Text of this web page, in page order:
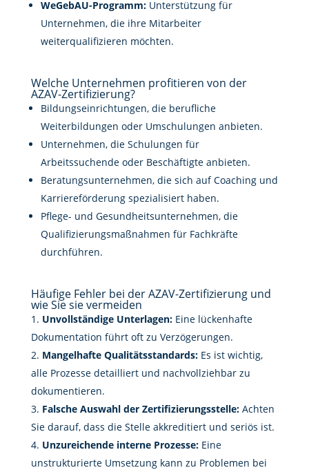
WeGebAU-Programm:Unterstützung für
Unternehmen, die ihre Mitarbeiter
weiterqualifizieren möchten.
Welche Unternehmen profitieren von der
AZAV-Zertifizierung?
Bildungseinrichtungen, die berufliche
Weiterbildungen oder Umschulungen anbieten.
Unternehmen, die Schulungen für
Arbeitssuchende oder Beschäftigte anbieten.
Beratungsunternehmen, die sich auf Coaching und
Karriereförderung spezialisiert haben.
Pflege- und Gesundheitsunternehmen, die
Qualifizierungsmaßnahmen für Fachkräfte
durchführen.
Häufige Fehler bei der AZAV-Zertifizierung und
wie Sie sie vermeiden
Unvollständige Unterlagen:Eine lückenhafte
Dokumentation führt oft zu Verzögerungen.
Mangelhafte Qualitätsstandards:Es ist wichtig,
alle Prozesse detailliert und nachvollziehbar zu
dokumentieren.
Falsche Auswahl der Zertifizierungsstelle:Achten
Sie darauf, dass die Stelle akkreditiert und seriös ist.
Unzureichende interne Prozesse:Eine
unstrukturierte Umsetzung kann zu Problemen bei